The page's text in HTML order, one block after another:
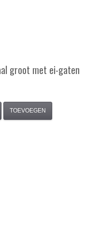
groot met ei-gaten
TOEVOEGEN